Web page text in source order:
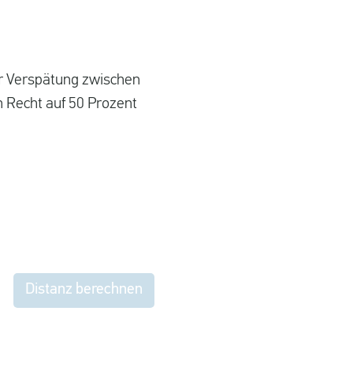
zwischen
auf 50 Prozent
Distanz berechnen